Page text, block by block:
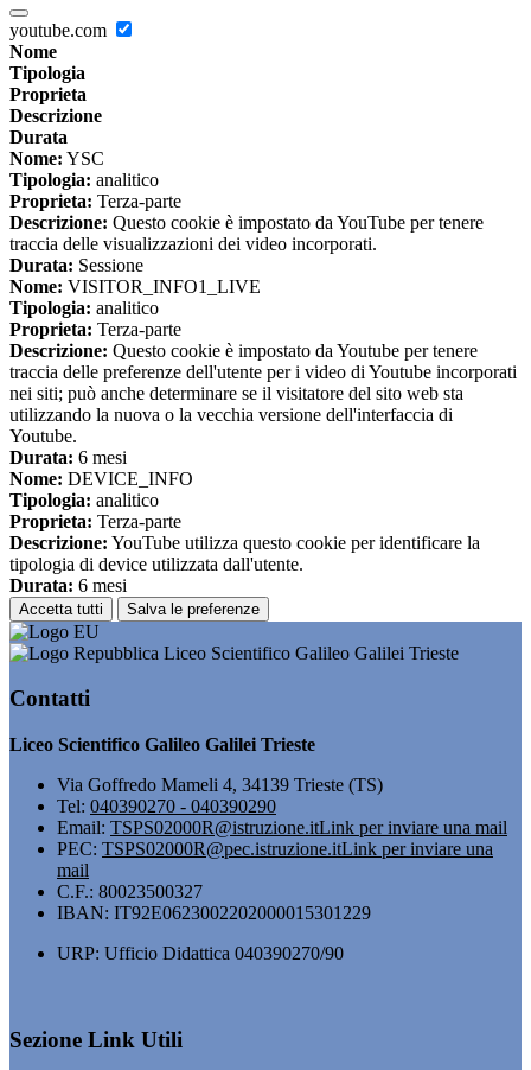
youtube.com
Nome
Tipologia
Proprieta
Descrizione
Durata
Nome: YSC
Tipologia: analitico
Proprieta: Terza-parte
Descrizione: Questo cookie è impostato da YouTube per tenere
traccia delle visualizzazioni dei video incorporati.
Durata: Sessione
Nome: VISITOR_INFO1_LIVE
Tipologia: analitico
Proprieta: Terza-parte
Descrizione: Questo cookie è impostato da Youtube per tenere
traccia delle preferenze dell'utente per i video di Youtube incorporati
nei siti; può anche determinare se il visitatore del sito web sta
utilizzando la nuova o la vecchia versione dell'interfaccia di
Youtube.
Durata: 6 mesi
Nome: DEVICE_INFO
Tipologia: analitico
Proprieta: Terza-parte
Descrizione: YouTube utilizza questo cookie per identificare la
tipologia di device utilizzata dall'utente.
Durata: 6 mesi
Accetta tutti Salva le preferenze
Liceo Scientifico Galileo Galilei Trieste
Contatti
Liceo Scientifico Galileo Galilei Trieste
Via Goffredo Mameli 4, 34139 Trieste (TS)
Tel: 040390270 - 040390290
Email: TSPS02000R@istruzione.itLink per inviare una mail
PEC: TSPS02000R@pec.istruzione.itLink per inviare una
mail
C.F.: 80023500327
IBAN: IT92E0623002202000015301229
URP: Ufficio Didattica 040390270/90
Sezione Link Utili